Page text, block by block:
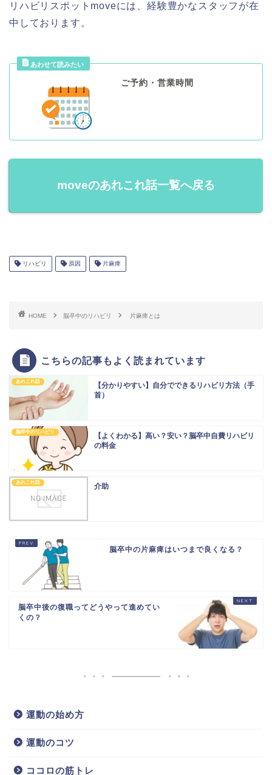
リハビリスポットmoveには、経験豊かなスタッフが在
中しております。
ご予約・営業時間
moveのあれこれ話一覧へ戻る
リハビリ 原因 片麻痺
HOME 脳卒中のリハビリ 片麻痺とは
こちらの記事もよく読まれています
あれこれ話
【分かりやすい】自分でできるリハビリ方法（手
首）
脳卒中のリハビリ
【よくわかる】高い？安い？脳卒中自費リハビリ
の料金
あれこれ話 介助
脳卒中の片麻痺はいつまで良くなる？
脳卒中後の復職ってどうやって進めてい
くの？
運動の始め方
運動のコツ
ココロの筋トレ